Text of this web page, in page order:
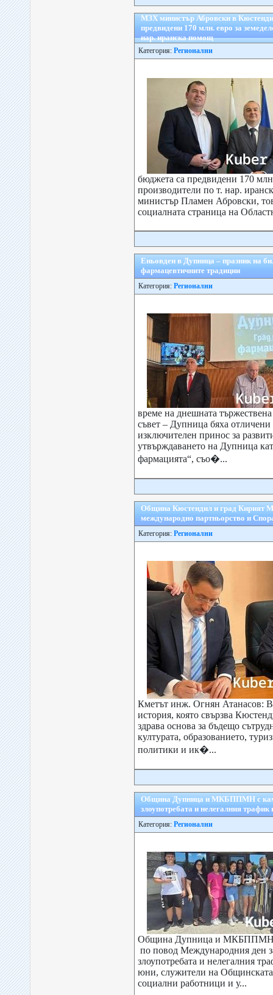
МЗХ министър Абровски в
предвидени 170 млн. евро за
нар. иранска помощ
Категория: Регионални
бюджета са предвидени 170
производители по т. нар.
министър Пламен Абровски,
социалната страница на
Еньовден в Дупница – празник на
фармацевтичните традиции
Категория: Регионални
време на днешната
съвет – Дупница бяха отличени
изключителен принос за
утвърждаването на Дупница
фармацията“, съо�...
Община Кюстендил и град Кирият
международно партньорство и
Категория: Регионални
Кметът инж. Огнян Атанасов:
история, която свързва
здрава основа за бъдещо
културата, образованието,
политики и ик�...
Община Дупница и МКБППМН с
злоупотребата и нелегалния трафик
Категория: Регионални
Община Дупница и МКБППМН
по повод Международния ден
злоупотребата и нелегалния
юни, служители на
социални работници и у...